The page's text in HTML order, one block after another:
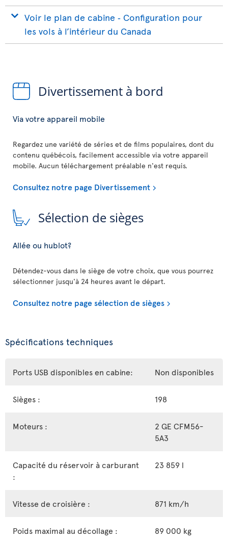
Voir le plan de cabine ‐ Configuration pour
les vols à l’intérieur du Canada
Divertissement à bord
Via votre appareil mobile
Regardez une variété de séries et de films populaires, dont du
contenu québécois, facilement accessible via votre appareil
mobile. Aucun téléchargement préalable n'est requis.
Consultez notre page Divertissement
Sélection de sièges
Allée ou hublot?
Détendez-vous dans le siège de votre choix, que vous pourrez
sélectionner jusqu'à 24 heures avant le départ.
Consultez notre page sélection de sièges
Spécifications techniques
Ports USB disponibles en cabine: Non disponibles
Sièges : 198
Moteurs :
2 GE CFM56-
5A3
Capacité du réservoir à carburant
:
23 859 l
Vitesse de croisière : 871 km/h
Poids maximal au décollage : 89 000 kg